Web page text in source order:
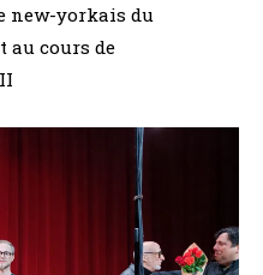
new-yorkais du
au cours de